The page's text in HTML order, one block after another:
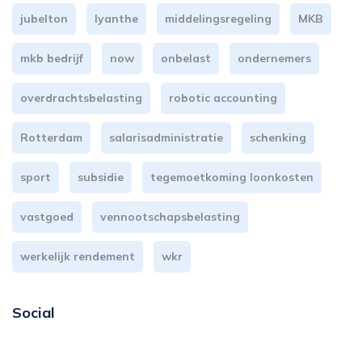
jubelton lyanthe middelingsregeling MKB
mkb bedrijf now onbelast ondernemers
overdrachtsbelasting robotic accounting
Rotterdam salarisadministratie schenking
sport subsidie tegemoetkoming loonkosten
vastgoed vennootschapsbelasting
werkelijk rendement wkr
Social